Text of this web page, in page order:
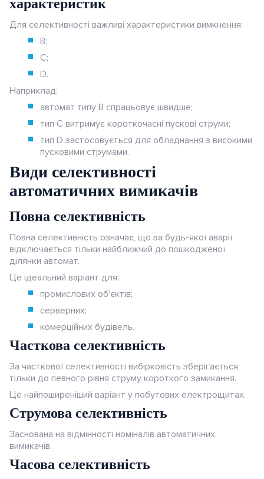
характеристик
Для селективності важливі характеристики вимкнення:
B;
C;
D.
Наприклад:
автомат типу B спрацьовує швидше;
тип C витримує короткочасні пускові струми;
тип D застосовується для обладнання з високими
пусковими струмами.
Види селективності
автоматичних вимикачів
Повна селективність
Повна селективність означає, що за будь-якої аварії
відключається тільки найближчий до пошкодженої
ділянки автомат.
Це ідеальний варіант для:
промислових об'єктів;
серверних;
комерційних будівель.
Часткова селективність
За часткової селективності вибірковість зберігається
тільки до певного рівня струму короткого замикання.
Це найпоширеніший варіант у побутових електрощитах.
Струмова селективність
Заснована на відмінності номіналів автоматичних
вимикачів.
Часова селективність